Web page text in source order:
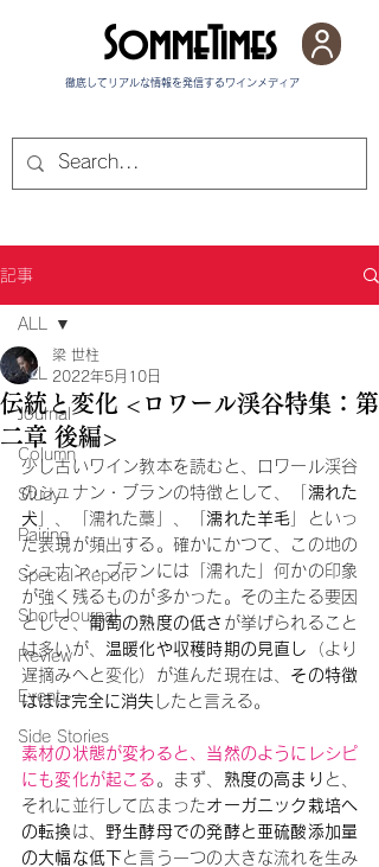
徹底してリアルな情報を発信する​ワインメディア
SommeTimes
記事
ALL
Journal
Column
Study
Pairing
Special Report
Short Journal
Review
Event
Side Stories
ALL
伝統と変化 <ロワール渓谷特集：第
二章 後編>
梁 世柱
2022年5月10日
少し古いワイン教本を読むと、ロワール渓谷
のシュナン・ブランの特徴として、「 濡れた
犬 」、「濡れた藁」、「濡れた羊毛 」といっ
た表現が頻出する。確かにかつて、この地の
シュナン・ブランには「濡れた」何かの印象
が強く残るものが多かった。その主たる要因
として、葡萄の熟度の低さ が挙げられること
は多いが、 温暖化や収穫時期の見直し
（より
遅摘みへと変化）が進んだ現在は、 その特徴
はほぼ完全に消失 したと言える。
素材の状態が変わると、当然のようにレシピ
にも変化が起こる 。まず、 熟度の高まり と、
それに並行して広まったオーガニック栽培へ
の転換 は、 野生酵母での発酵と亜硫酸添加量
の大幅な低下 と言う一つの大きな流れを生み